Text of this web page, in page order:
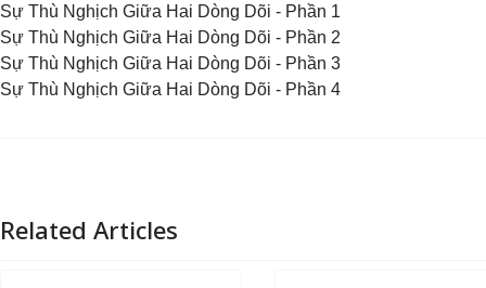
Sự Thù Nghịch Giữa Hai Dòng Dõi - Phần 1
Sự Thù Nghịch Giữa Hai Dòng Dõi - Phần 2
Sự Thù Nghịch Giữa Hai Dòng Dõi - Phần 3
Sự Thù Nghịch Giữa Hai Dòng Dõi - Phần 4
Related Articles